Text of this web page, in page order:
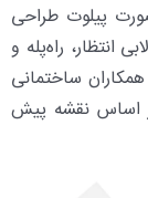
پیلوت طراحی
۶ خودرو، ۶ انباری، لابی انتظار، راه‌پله و
ساختمانی
اساس نقشه پیش